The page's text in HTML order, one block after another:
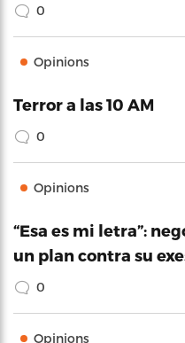
0
Opinions
Terror a las 10 AM
0
Opinions
“Esa es mi letra”:
un plan contra su
0
Opinions